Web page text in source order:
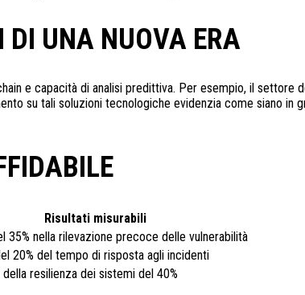
DI UNA NUOVA ERA
e capacità di analisi predittiva. Per esempio, il settore
su tali soluzioni tecnologiche evidenzia come siano in
Risultati misurabili
35% nella rilevazione precoce delle vulnerabilità
20% del tempo di risposta agli incidenti
resilienza dei sistemi del 40%